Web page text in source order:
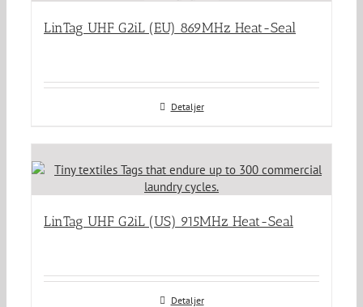
LinTag UHF G2iL (EU) 869MHz Heat-Seal
Detaljer
LinTag UHF G2iL (US) 915MHz Heat-Seal
Detaljer